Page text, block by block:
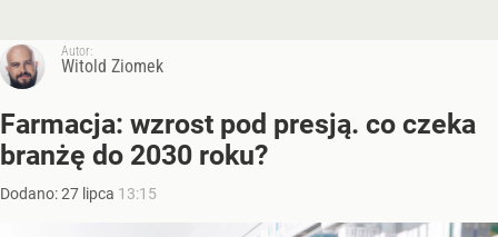
Autor:
Witold Ziomek
Farmacja: wzrost pod presją. co czeka
branżę do 2030 roku?
Dodano:27 lipca 13:15